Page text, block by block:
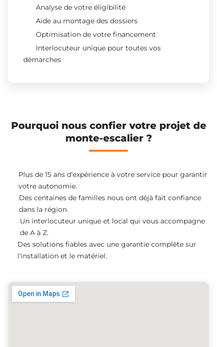
Analyse de votre éligibilité
Aide au montage des dossiers
Optimisation de votre financement
Interlocuteur unique pour toutes vos
démarches
Pourquoi nous confier votre projet de
monte-escalier ?
Plus de 15 ans d'expérience à votre service pour garantir
votre autonomie.
Des centaines de familles nous ont déjà fait confiance
dans la région.
Un interlocuteur unique et local qui vous accompagne
de A à Z.
Des solutions fiables avec une garantie complète sur
l'installation et le matériel.